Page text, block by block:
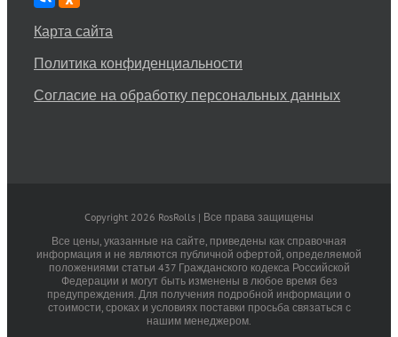
Карта сайта
Политика конфиденциальности
Согласие на обработку персональных данных
Copyright 2026 RosRolls | Все права защищены
Все цены, указанные на сайте, приведены как справочная
информация и не являются публичной офертой, определяемой
положениями статьи 437 Гражданского кодекса Российской
Федерации и могут быть изменены в любое время без
предупреждения. Для получения подробной информации о
стоимости, сроках и условиях поставки просьба связаться с
нашим менеджером.